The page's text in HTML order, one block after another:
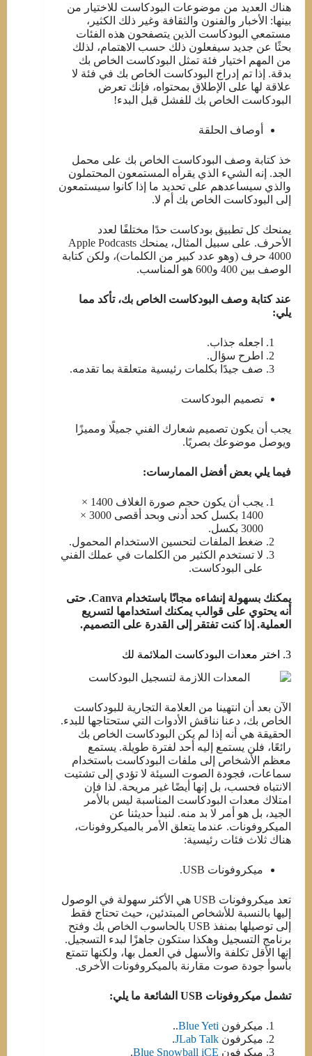
هناك العديد من موضوعات البودكاست للاختيار من
بينها: الأخبار والفنون والثقافة وغير ذلك الكثير،
مستمعي البودكاست الذين يتصفحون هذه الفئات
بحثًا عن جديد سيفعلون ذلك حسب الاهتمام، لذلك
من المهم اختيار فئة تمثل البودكاست الخاص بك
بدقة. إذا تم إدراج البودكاست الخاص بك في فئة لا
علاقة لها على الإطلاق بمحتواه، فإنك تعرض
البودكاست الخاص بك للفشل قبل البدء!
أوصاف الحلقة
خذ كتابة وصف البودكاست الخاص بك على محمل
الجد. إنه الشيء الذي يقرأه المستمعون المحتملون
والذي سيساعدهم على تحديد ما إذا كانوا سيستمعون
إلى البودكاست الخاص بك أم لا.
يمنحك كل تطبيق بودكاست حدًا مختلفًا لعدد
الأحرف. على سبيل المثال، يمنحك Apple Podcasts
4000 حرف (وهو عدد كبير من الكلمات)، ولكن كتابة
الوصف بين 400 و600 هو المناسب.
عند كتابة وصف البودكاست الخاص بك، تأكد مما
يلي:
اجعله جذاب.
اطرح سؤال.
صف جيدًا بكلمات رئيسية متعلقة بما تقدمه.
تصميم البودكاست
يجب أن يكون تصميم شعارك الفني جميلًا ومميزًا
ويوصل موضوعك بصريًا.
فيما يلي بعض أفضل الممارسات:
يجب أن يكون حجم صورة الغلاف 1400 ×
1400 بكسل كحد أدنى وبحد أقصى 3000 ×
3000 بكسل.
ضغط الملفات لتحسين الاستخدام المحمول.
لا تستخدم الكثير من الكلمات في عملك الفني
على البودكاست.
يمكنك بسهولة إنشاءه مجانًا باستخدام Canva. حتى
أنه يحتوي على قوالب يمكنك استخدامها لتسريع
العملية. إذا كنت تفتقر إلى القدرة على التصميم.
3. اختر معدات البودكاست الملائمة لك
الآن بعد أن انتهينا من العلامة التجارية للبودكاست
الخاص بك، دعنا نناقش الأدوات التي ستحتاجها للبدء.
الحقيقة هي أنه إذا لم يكن البودكاست الخاص بك
رائعًا، فلن يستمع إليه أحد لفترة طويلة. يستمع
معظم الأشخاص إلى ملفات البودكاست باستخدام
سماعات، فجودة الصوت السيئة لا تؤدي إلى تشتيت
الانتباه فحسب، بل إنها أيضًا غير مريحة. لذا فإن
امتلاك معدات البودكاست المناسبة ليس بالأمر
الجيد، بل هو أمر لا بد منه. لنبدأ حديثنا عن
الميكروفونات. عندما يتعلق الأمر بالميكروفونات،
هناك ثلاث فئات رئيسية:
ميكروفونات USB.
تعد ميكروفونات USB هي الأكثر سهولة في الوصول
إليها بالنسبة للأشخاص المبتدئين، حيث تحتاج فقط
إلى توصيلها بمنفذ USB بالحاسوب الخاص بك وفتح
برنامج التسجيل وهكذا ستكون جاهزًا لبدء التسجيل.
إنها الأقل تكلفة والأسهل في العمل بها، ولكنها تتمتع
بأسوأ جودة صوت مقارنة بالميكروفونات الأخرى.
تشمل ميكروفونات USB الشائعة ما يلي:
ميكرفون Blue Yeti
..
ميكرفون JLab Talk
.
ميكرفون Blue Snowball iCE
.